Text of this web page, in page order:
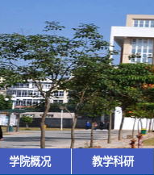
学院概况 教学科研